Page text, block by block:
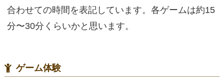
合わせての時間を表記しています。各ゲームは約15
分〜30分くらいかと思います。
ゲーム体験